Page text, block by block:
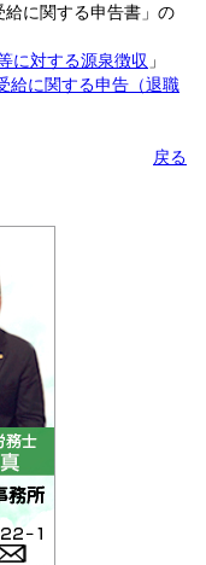
給に関する申告書」の
に対する源泉徴収 」
給に関する申告（退職
戻る